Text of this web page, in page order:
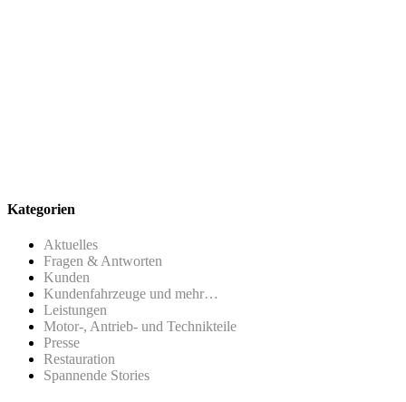
Kategorien
Aktuelles
Fragen & Antworten
Kunden
Kundenfahrzeuge und mehr…
Leistungen
Motor-, Antrieb- und Technikteile
Presse
Restauration
Spannende Stories